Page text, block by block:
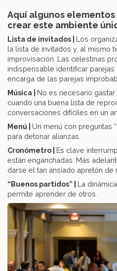
Aquí algunos
crear este ambiente
Lista de invitados | Los
la lista de invitados y, al mismo
improvisación. Las celestinas
indispensable identificar
encarga de las parejas
Música | No es necesario
cuando una buena lista de
conversaciones difíciles en un
Menú | Un menú con preguntas
para detonar alianzas.
Cronómetro | Es clave
están enganchadas. Más
darse el tan ansiado apretón de
“Buenos partidos” | La
permite aprender de otros.